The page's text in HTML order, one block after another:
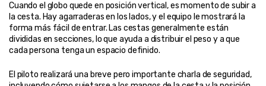
Cuando el globo quede en posición vertical, es momento de subir a
la cesta. Hay agarraderas en los lados, y el equipo le mostrará la
forma más fácil de entrar. Las cestas generalmente están
divididas en secciones, lo que ayuda a distribuir el peso y a que
cada persona tenga un espacio definido.
El piloto realizará una breve pero importante charla de seguridad,